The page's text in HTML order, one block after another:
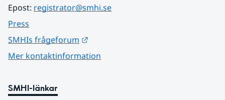
Epost: registrator@smhi.se
Press
SMHIs frågeforum
Mer kontaktinformation
SMHI-länkar